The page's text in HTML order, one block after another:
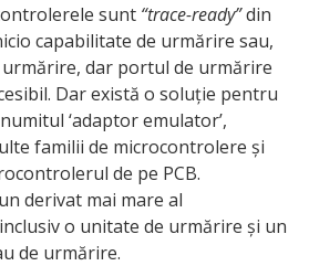
sunt “trace-ready”din
capabilitate de urmărire sau,
dar portul de urmărire
Dar există o soluție pentru
‘adaptor emulator’,
familii de microcontrolere și
de pe PCB.
derivat mai mare al
o unitate de urmărire și un
de urmărire.